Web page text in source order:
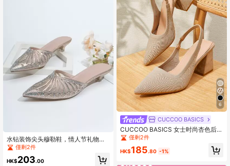
水钻装饰尖头穆勒鞋，情人节礼物，
猫跟鞋，夏季穿搭
僅剩2件
HK$203.00
6
CUCCOO BASICS
CUCCOO BASICS 女士时尚杏色后带
粗跟尖头 PU 皮革通勤派对度假露跟
高跟鞋
僅剩2件
HK$185.80 -1%